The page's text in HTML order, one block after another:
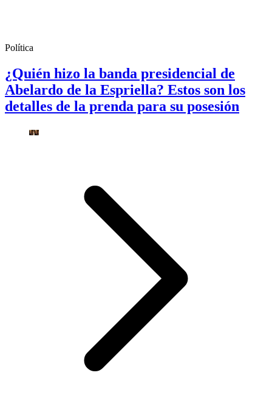
Política
¿Quién hizo la banda presidencial de
Abelardo de la Espriella? Estos son los
detalles de la prenda para su posesión